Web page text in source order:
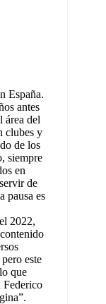
España.
antes
área del
clubes y
de los
siempre
en
de
pausa es
2022,
este
que
Federico